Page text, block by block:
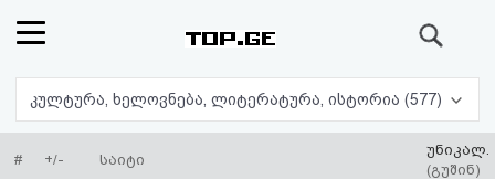
რეიტინგი
(მთავარი)
კულტურა, ხელოვნება, ლიტერატურა, ისტორია (577)
# +/- საიტი
უნიკალ.
(გუშინ)